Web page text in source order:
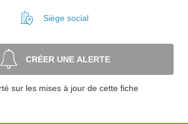
Siège social
CRÉER UNE ALERTE
sur les mises à jour de cette fiche